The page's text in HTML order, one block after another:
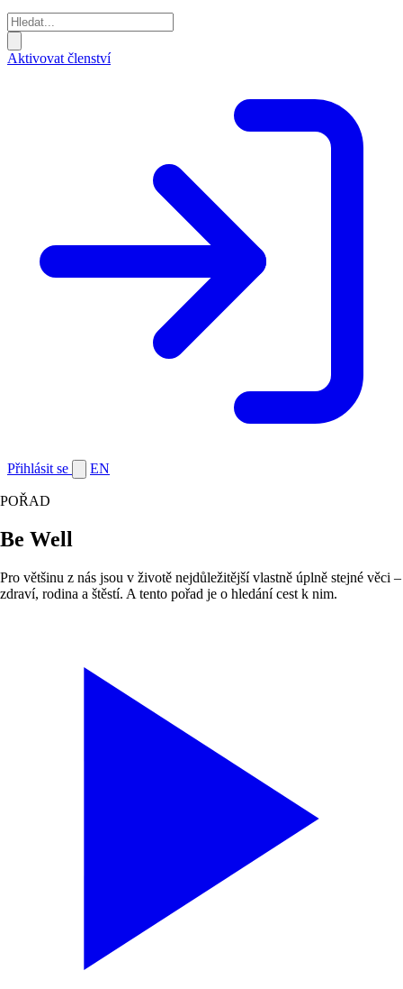
Aktivovat členství
Přihlásit se EN
POŘAD
Be Well
Pro většinu z nás jsou v životě nejdůležitější vlastně úplně stejné věci –
zdraví, rodina a štěstí. A tento pořad je o hledání cest k nim.